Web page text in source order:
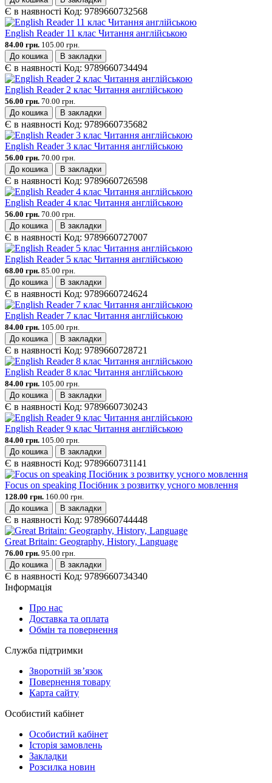
Є в наявності Код: 9789660732568
English Reader 11 клас Читання англійською
84.00 грн. 105.00 грн.
До кошика
В закладки
Є в наявності Код: 9789660734494
English Reader 2 клас Читання англійською
56.00 грн. 70.00 грн.
До кошика
В закладки
Є в наявності Код: 9789660735682
English Reader 3 клас Читання англійською
56.00 грн. 70.00 грн.
До кошика
В закладки
Є в наявності Код: 9789660726598
English Reader 4 клас Читання англійською
56.00 грн. 70.00 грн.
До кошика
В закладки
Є в наявності Код: 9789660727007
English Reader 5 клас Читання англійською
68.00 грн. 85.00 грн.
До кошика
В закладки
Є в наявності Код: 9789660724624
English Reader 7 клас Читання англійською
84.00 грн. 105.00 грн.
До кошика
В закладки
Є в наявності Код: 9789660728721
English Reader 8 клас Читання англійською
84.00 грн. 105.00 грн.
До кошика
В закладки
Є в наявності Код: 9789660730243
English Reader 9 клас Читання англійською
84.00 грн. 105.00 грн.
До кошика
В закладки
Є в наявності Код: 9789660731141
Focus on speaking Посібник з розвитку усного мовлення
128.00 грн. 160.00 грн.
До кошика
В закладки
Є в наявності Код: 9789660744448
Great Britain: Geography, History, Language
76.00 грн. 95.00 грн.
До кошика
В закладки
Є в наявності Код: 9789660734340
Інформація
Про нас
Доставка та оплата
Обмін та повернення
Служба підтримки
Зворотній зв’язок
Повернення товару
Карта сайту
Особистий кабінет
Особистий кабінет
Історія замовлень
Закладки
Розсилка новин